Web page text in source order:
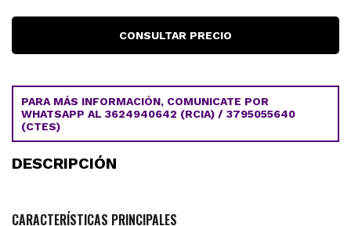
PARA MÁS INFORMACIÓN, COMUNICATE POR
WHATSAPP AL 3624940642 (RCIA) / 3795055640
(CTES)
DESCRIPCIÓN
CARACTERÍSTICAS PRINCIPALES